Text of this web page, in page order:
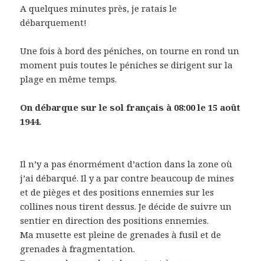
A quelques minutes près, je ratais le
débarquement!
Une fois à bord des péniches, on tourne en rond un
moment puis toutes le péniches se dirigent sur la
plage en même temps.
On débarque sur le sol français à 08:00 le 15 août
1944.
Il n’y a pas énormément d’action dans la zone où
j’ai débarqué. Il y a par contre beaucoup de mines
et de pièges et des positions ennemies sur les
collines nous tirent dessus. Je décide de suivre un
sentier en direction des positions ennemies.
Ma musette est pleine de grenades à fusil et de
grenades à fragmentation.